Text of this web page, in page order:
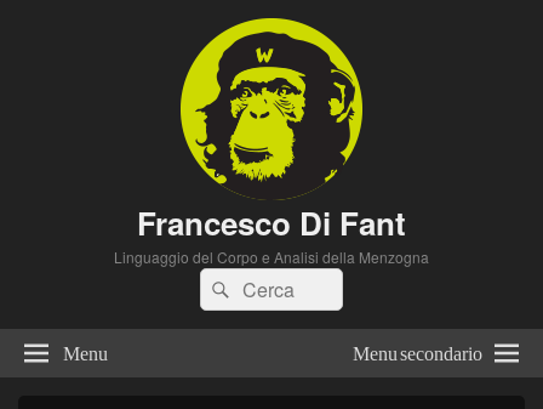
Francesco Di Fant
Linguaggio del Corpo e Analisi della Menzogna
Cerca:Cerca
Menu Menu secondario